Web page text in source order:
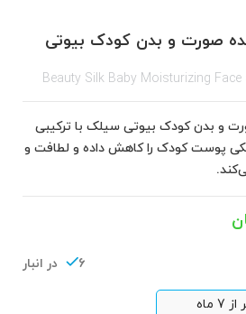
صورت و بدن کودک بیوتی
Beauty Silk Baby Moisturizing
و بدن کودک بیوتی سیلک با ترکیبی
پوست کودک را کاهش داده و لطافت و
6 در انبار